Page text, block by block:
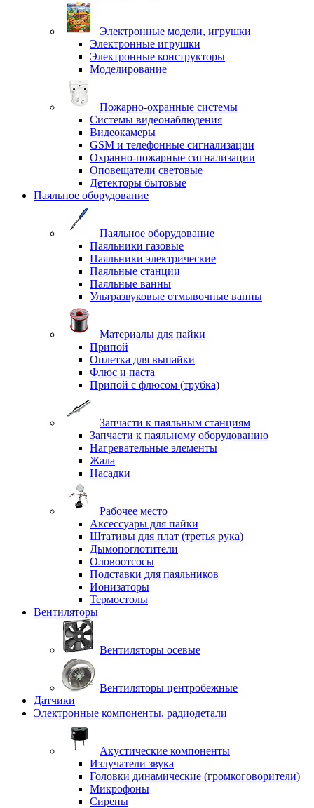
Электронные модели, игрушки
Электронные игрушки
Электронные конструкторы
Моделирование
Пожарно-охранные системы
Системы видеонаблюдения
Видеокамеры
GSM и телефонные сигнализации
Охранно-пожарные сигнализации
Оповещатели световые
Детекторы бытовые
Паяльное оборудование
Паяльное оборудование
Паяльники газовые
Паяльники электрические
Паяльные станции
Паяльные ванны
Ультразвуковые отмывочные ванны
Материалы для пайки
Припой
Оплетка для выпайки
Флюс и паста
Припой с флюсом (трубка)
Запчасти к паяльным станциям
Запчасти к паяльному оборудованию
Нагревательные элементы
Жала
Насадки
Рабочее место
Аксессуары для пайки
Штативы для плат (третья рука)
Дымопоглотители
Оловоотсосы
Подставки для паяльников
Ионизаторы
Термостолы
Вентиляторы
Вентиляторы осевые
Вентиляторы центробежные
Датчики
Электронные компоненты, радиодетали
Акустические компоненты
Излучатели звука
Головки динамические (громкоговорители)
Микрофоны
Сирены